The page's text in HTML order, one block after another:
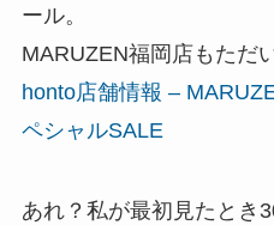
ール。
MARUZEN福岡店もただ
honto店舗情報 –
ペシャルSALE
あれ？私が最初見たとき